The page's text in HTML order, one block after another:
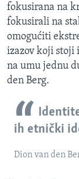
fokusirana na
fokusirali na
omogućiti
izazov koji stoji
na umu jednu
den Berg.
ih etnički
Dion van den